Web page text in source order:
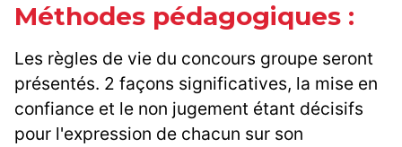
Méthodes pédagogiques :
Les règles de vie du concours groupe seront
présentés. 2 façons significatives, la mise en
confiance et le non jugement étant décisifs
pour l'expression de chacun sur son